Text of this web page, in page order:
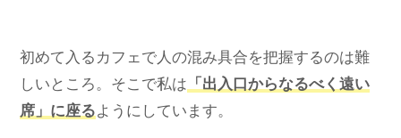
初めて入るカフェで人の混み具合を把握するのは難
しいところ。そこで私は 「出入口からなるべく遠い
席」に座るようにしています。